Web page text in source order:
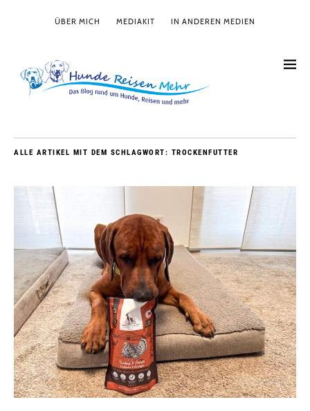
ÜBER MICH MEDIAKIT IN ANDEREN MEDIEN
ALLE ARTIKEL MIT DEM SCHLAGWORT: TROCKENFUTTER